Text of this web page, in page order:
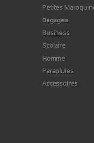
Petites
Bagages
Business
Scolaire
Homme
Parapluies
Accessoires